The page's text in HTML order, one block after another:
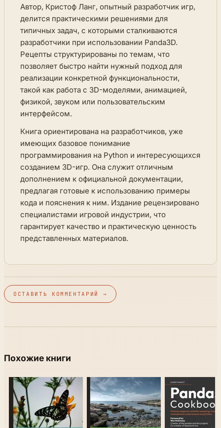
Автор, Кристоф Ланг, опытный разработчик игр,
делится практическими решениями для
типичных задач, с которыми сталкиваются
разработчики при использовании Panda3D.
Рецепты структурированы по темам, что
позволяет быстро найти нужный подход для
реализации конкретной функциональности,
такой как работа с 3D-моделями, анимацией,
физикой, звуком или пользовательским
интерфейсом.
Книга ориентирована на разработчиков, уже
имеющих базовое понимание
программирования на Python и интересующихся
созданием 3D-игр. Она служит отличным
дополнением к официальной документации,
предлагая готовые к использованию примеры
кода и пояснения к ним. Издание рецензировано
специалистами игровой индустрии, что
гарантирует качество и практическую ценность
представленных материалов.
ОСТАВИТЬ КОММЕНТАРИЙ →
Похожие книги